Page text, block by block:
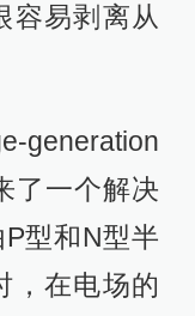
容易剥离从
了一个解决
型和N型半
，在电场的